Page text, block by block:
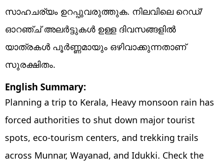
സാഹചര്യം ഉറപ്പുവരുത്തുക. നിലവിലെ റെഡ്/
ഓറഞ്ച് അലർട്ടുകൾ ഉള്ള ദിവസങ്ങളിൽ
യാത്രകൾ പൂർണ്ണമായും ഒഴിവാക്കുന്നതാണ്
സുരക്ഷിതം.
English Summary:
Planning a trip to Kerala, Heavy monsoon rain has
forced authorities to shut down major tourist
spots, eco-tourism centers, and trekking trails
across Munnar, Wayanad, and Idukki. Check the